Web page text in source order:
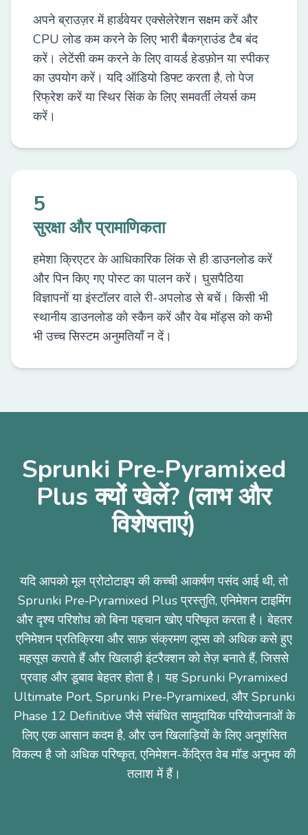
अपने ब्राउज़र में हार्डवेयर एक्सेलेरेशन सक्षम करें और
CPU लोड कम करने के लिए भारी बैकग्राउंड टैब बंद
करें। लेटेंसी कम करने के लिए वायर्ड हेडफ़ोन या स्पीकर
का उपयोग करें। यदि ऑडियो डिफ्ट करता है, तो पेज
रिफ्रेश करें या स्थिर सिंक के लिए समवर्ती लेयर्स कम
करें।
5
सुरक्षा और प्रामाणिकता
हमेशा क्रिएटर के आधिकारिक लिंक से ही डाउनलोड करें
और पिन किए गए पोस्ट का पालन करें। घुसपैठिया
विज्ञापनों या इंस्टॉलर वाले री-अपलोड से बचें। किसी भी
स्थानीय डाउनलोड को स्कैन करें और वेब मॉड्स को कभी
भी उच्च सिस्टम अनुमतियाँ न दें।
Sprunki Pre‑Pyramixed
Plus क्यों खेलें? (लाभ और
विशेषताएं)
यदि आपको मूल प्रोटोटाइप की कच्ची आकर्षण पसंद आई थी, तो
Sprunki Pre‑Pyramixed Plus प्रस्तुति, एनिमेशन टाइमिंग
और दृश्य परिशोध को बिना पहचान खोए परिष्कृत करता है। बेहतर
एनिमेशन प्रतिक्रिया और साफ़ संक्रमण लूप्स को अधिक कसे हुए
महसूस कराते हैं और खिलाड़ी इंटरैक्शन को तेज़ बनाते हैं, जिससे
प्रवाह और डूबाव बेहतर होता है। यह Sprunki Pyramixed
Ultimate Port, Sprunki Pre‑Pyramixed, और Sprunki
Phase 12 Definitive जैसे संबंधित सामुदायिक परियोजनाओं के
लिए एक आसान कदम है, और उन खिलाड़ियों के लिए अनुशंसित
विकल्प है जो अधिक परिष्कृत, एनिमेशन-केंद्रित वेब मॉड अनुभव की
तलाश में हैं।